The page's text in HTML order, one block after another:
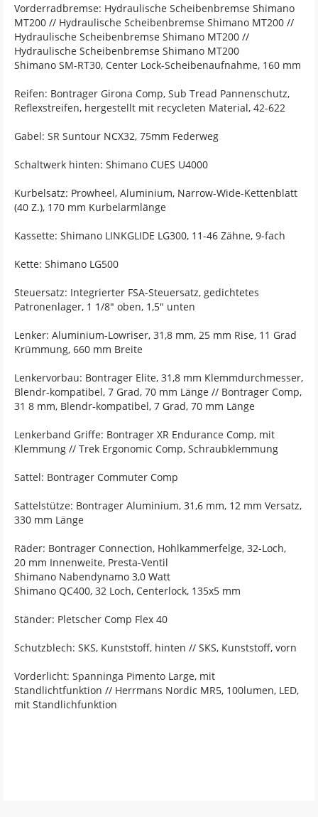
Vorderradbremse: Hydraulische Scheibenbremse Shimano
MT200 // Hydraulische Scheibenbremse Shimano MT200 //
Hydraulische Scheibenbremse Shimano MT200 //
Hydraulische Scheibenbremse Shimano MT200
Shimano SM-RT30, Center Lock-Scheibenaufnahme, 160 mm
Reifen: Bontrager Girona Comp, Sub Tread Pannenschutz,
Reflexstreifen, hergestellt mit recycleten Material, 42-622
Gabel: SR Suntour NCX32, 75mm Federweg
Schaltwerk hinten: Shimano CUES U4000
Kurbelsatz: Prowheel, Aluminium, Narrow-Wide-Kettenblatt
(40 Z.), 170 mm Kurbelarmlänge
Kassette: Shimano LINKGLIDE LG300, 11-46 Zähne, 9-fach
Kette: Shimano LG500
Steuersatz: Integrierter FSA-Steuersatz, gedichtetes
Patronenlager, 1 1/8" oben, 1,5" unten
Lenker: Aluminium-Lowriser, 31,8 mm, 25 mm Rise, 11 Grad
Krümmung, 660 mm Breite
Lenkervorbau: Bontrager Elite, 31,8 mm Klemmdurchmesser,
Blendr-kompatibel, 7 Grad, 70 mm Länge // Bontrager Comp,
31 8 mm, Blendr-kompatibel, 7 Grad, 70 mm Länge
Lenkerband Griffe: Bontrager XR Endurance Comp, mit
Klemmung // Trek Ergonomic Comp, Schraubklemmung
Sattel: Bontrager Commuter Comp
Sattelstütze: Bontrager Aluminium, 31,6 mm, 12 mm Versatz,
330 mm Länge
Räder: Bontrager Connection, Hohlkammerfelge, 32-Loch,
20 mm Innenweite, Presta-Ventil
Shimano Nabendynamo 3,0 Watt
Shimano QC400, 32 Loch, Centerlock, 135x5 mm
Ständer: Pletscher Comp Flex 40
Schutzblech: SKS, Kunststoff, hinten // SKS, Kunststoff, vorn
Vorderlicht: Spanninga Pimento Large, mit
Standlichtfunktion // Herrmans Nordic MR5, 100lumen, LED,
mit Standlichfunktion